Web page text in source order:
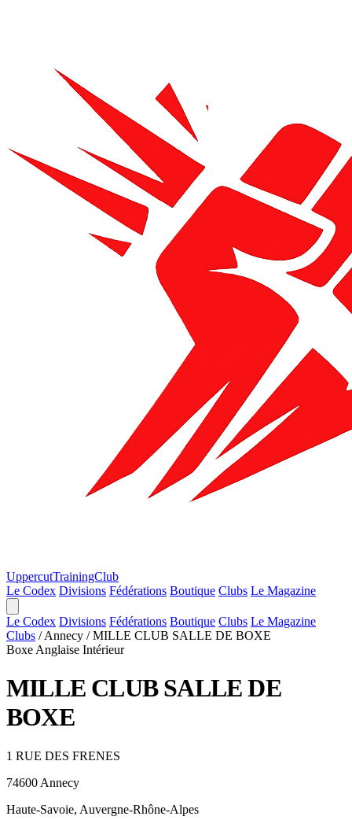
UppercutTrainingClub
Le Codex Divisions Fédérations Boutique Clubs Le Magazine
Le Codex Divisions Fédérations Boutique Clubs Le Magazine
Clubs / Annecy / MILLE CLUB SALLE DE BOXE
Boxe Anglaise Intérieur
MILLE CLUB SALLE DE
BOXE
1 RUE DES FRENES
74600 Annecy
Haute-Savoie, Auvergne-Rhône-Alpes